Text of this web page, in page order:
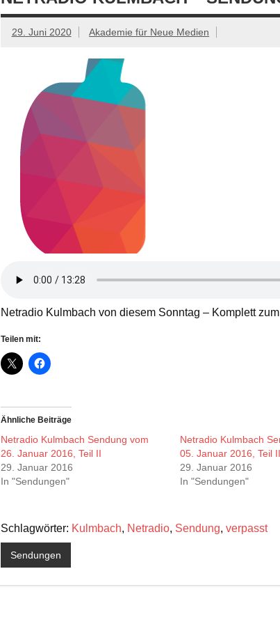
29. Juni 2020 Akademie für Neue Medien
Netradio Kulmbach von diesem Sonntag – Komplett
Teilen mit:
Ähnliche Beiträge
Netradio Kulmbach Sendung vom
26. Januar 2016, Teil II
29. Januar 2016
In "Sendungen"
Netradio Kulmbach
05. Januar 2016, Teil II
29. Januar 2016
In "Sendungen"
Schlagwörter: Kulmbach, Netradio, Sendung, verpasst
Sendungen